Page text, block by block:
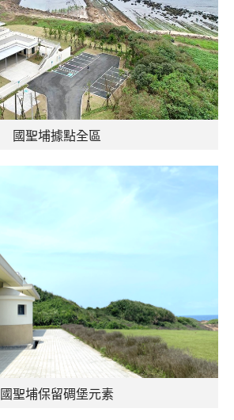
國聖埔據點全區
國聖埔保留碉堡元素